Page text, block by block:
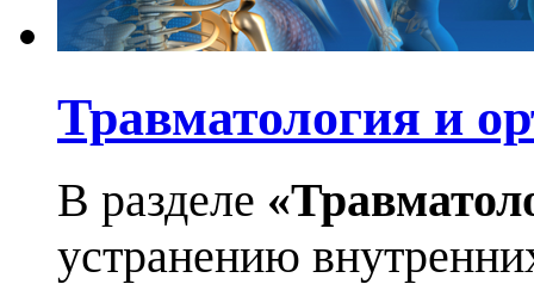
Травматология и
В разделе
устранению